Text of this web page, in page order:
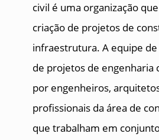
civil é uma organização
criação de projetos de
infraestrutura. A equipe
de projetos de engenharia
por engenheiros,
profissionais da área de
que trabalham em